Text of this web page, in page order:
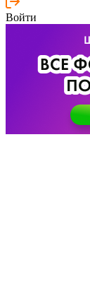
Войти